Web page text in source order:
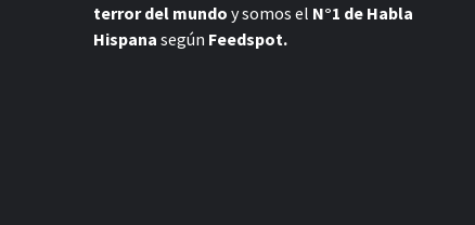
terror del mundo y somos el N°1 de Habla
Hispana según Feedspot.